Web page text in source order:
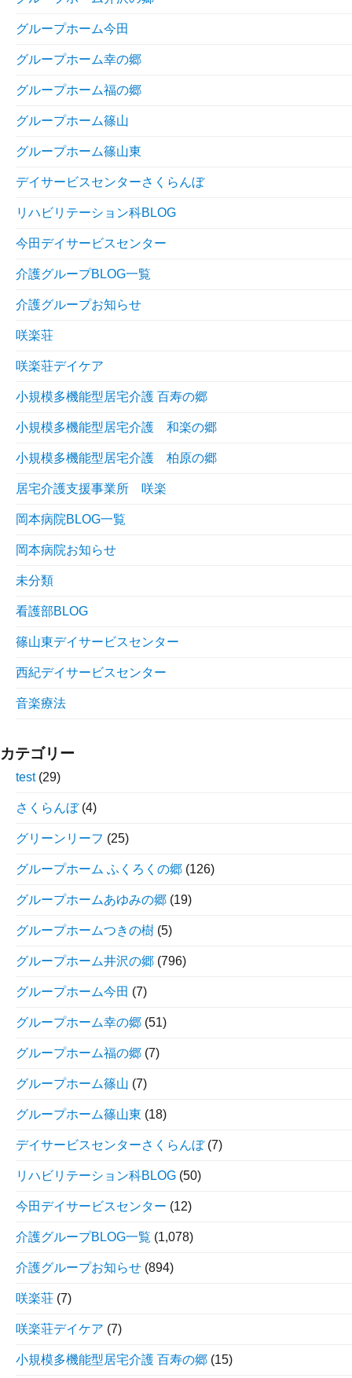
グループホーム今田
グループホーム幸の郷
グループホーム福の郷
グループホーム篠山
グループホーム篠山東
デイサービスセンターさくらんぼ
リハビリテーション科BLOG
今田デイサービスセンター
介護グループBLOG一覧
介護グループお知らせ
咲楽荘
咲楽荘デイケア
小規模多機能型居宅介護 百寿の郷
小規模多機能型居宅介護 和楽の郷
小規模多機能型居宅介護 柏原の郷
居宅介護支援事業所 咲楽
岡本病院BLOG一覧
岡本病院お知らせ
未分類
看護部BLOG
篠山東デイサービスセンター
西紀デイサービスセンター
音楽療法
カテゴリー
test(29)
さくらんぼ(4)
グリーンリーフ (25)
グループホーム ふくろくの郷 (126)
グループホームあゆみの郷 (19)
グループホームつきの樹 (5)
グループホーム井沢の郷 (796)
グループホーム今田 (7)
グループホーム幸の郷 (51)
グループホーム福の郷 (7)
グループホーム篠山 (7)
グループホーム篠山東 (18)
デイサービスセンターさくらんぼ(7)
リハビリテーション科BLOG (50)
今田デイサービスセンター (12)
介護グループBLOG一覧 (1,078)
介護グループお知らせ (894)
咲楽荘 (7)
咲楽荘デイケア (7)
小規模多機能型居宅介護 百寿の郷 (15)